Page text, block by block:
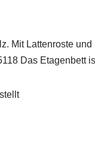
Mit Lattenroste
Das